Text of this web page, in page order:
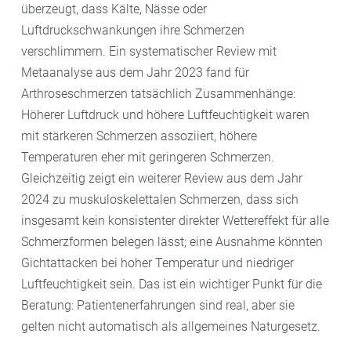
überzeugt, dass Kälte, Nässe oder
Luftdruckschwankungen ihre Schmerzen
verschlimmern. Ein systematischer Review mit
Metaanalyse aus dem Jahr 2023 fand für
Arthroseschmerzen tatsächlich Zusammenhänge:
Höherer Luftdruck und höhere Luftfeuchtigkeit waren
mit stärkeren Schmerzen assoziiert, höhere
Temperaturen eher mit geringeren Schmerzen.
Gleichzeitig zeigt ein weiterer Review aus dem Jahr
2024 zu muskuloskelettalen Schmerzen, dass sich
insgesamt kein konsistenter direkter Wettereffekt für alle
Schmerzformen belegen lässt; eine Ausnahme könnten
Gichtattacken bei hoher Temperatur und niedriger
Luftfeuchtigkeit sein. Das ist ein wichtiger Punkt für die
Beratung: Patientenerfahrungen sind real, aber sie
gelten nicht automatisch als allgemeines Naturgesetz.